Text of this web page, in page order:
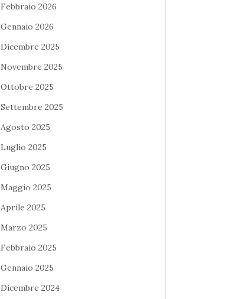
Febbraio 2026
Gennaio 2026
Dicembre 2025
Novembre 2025
Ottobre 2025
Settembre 2025
Agosto 2025
Luglio 2025
Giugno 2025
Maggio 2025
Aprile 2025
Marzo 2025
Febbraio 2025
Gennaio 2025
Dicembre 2024